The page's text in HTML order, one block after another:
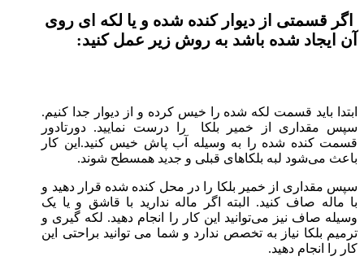
اگر قسمتی از دیوار کنده شده و یا لکه ای روی
آن ایجاد شده باشد به روش زیر عمل کنید:
ابتدا باید قسمت لکه شده را خیس کرده و از دیوار جدا کنیم.
سپس مقداری از خمیر بلکا را درست نمایید. دورتادور
قسمت کنده شده را به وسیله آب پاش خیس کنید.این کار
باعث می‌شود لبه بلکاهای قبلی و جدید همسطح شوند.
سپس مقداری از خمیر بلکا را در محل کنده شده قرار دهید و
با ماله صاف کنید. البته اگر ماله ندارید با قاشق و یا یک
وسیله صاف نیز می‌توانید این کار را انجام دهید. لکه گیری و
ترمیم بلکا نیاز به تخصص ندارد و شما می توانید براحتی این
کار را انجام دهید.